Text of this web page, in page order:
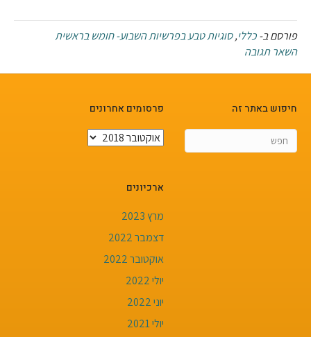
פורסם ב-כללי,סוגיות טבע בפרשיות השבוע- חומש בראשית
השאר תגובה
חיפוש באתר זה
פרסומים אחרונים
פרסומים
ארכיונים
מרץ 2023
דצמבר 2022
אוקטובר 2022
יולי 2022
יוני 2022
יולי 2021